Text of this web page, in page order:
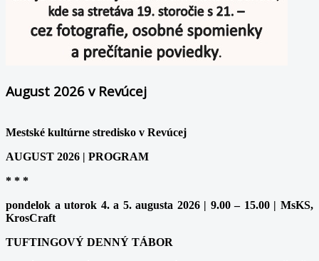
August 2026 v Revúcej
Mestské kultúrne stredisko v Revúcej
AUGUST 2026 | PROGRAM
* * *
pondelok a utorok 4. a 5. augusta 2026 | 9.00 – 15.00 | MsKS,
KrosCraft
TUFTINGOVÝ DENNÝ TÁBOR